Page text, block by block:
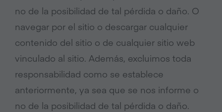
no de la posibilidad de tal pérdida o daño. O
navegar por el sitio o descargar cualquier
contenido del sitio o de cualquier sitio web
vinculado al sitio. Además, excluimos toda
responsabilidad como se establece
anteriormente, ya sea que se nos informe o
no de la posibilidad de tal pérdida o daño.